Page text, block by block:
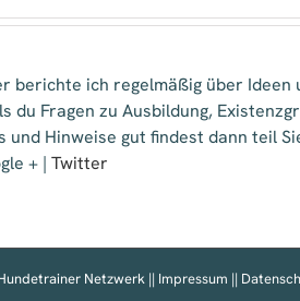
berichte ich regelmäßig über Ideen
du Fragen zu Ausbildung,
und Hinweise gut findest dann teil
+ | Twitter
Netzwerk || Impressum ||